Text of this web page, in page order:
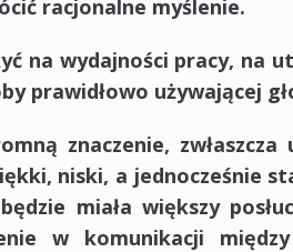
racjonalne myślenie.
na wydajności pracy, na
prawidłowo używającej
znaczenie,
niski, a jednocześnie
miała większy
w komunikacji